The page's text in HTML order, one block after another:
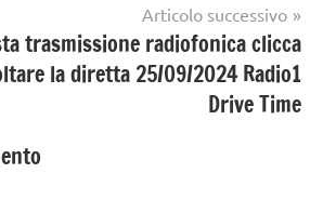
Articolo successivo
trasmissione radiofonica clicca
la diretta 25/09/2024 Radio1
Drive Time